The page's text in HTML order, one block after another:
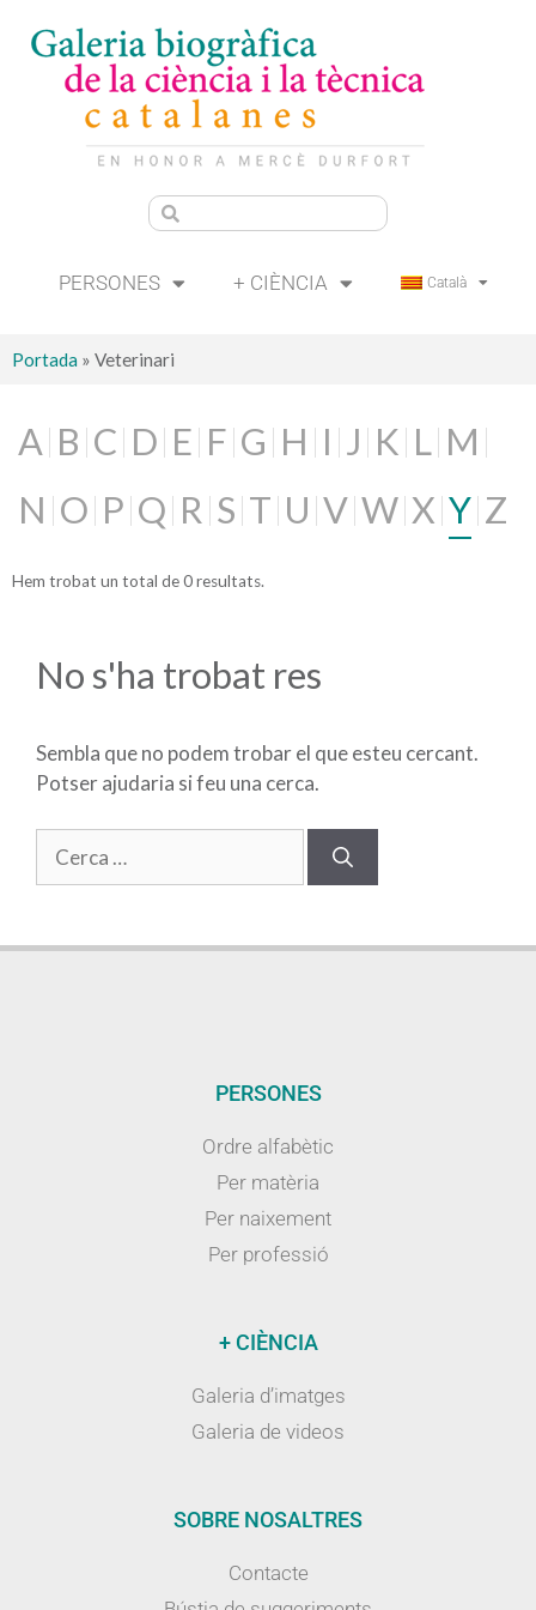
PERSONES + CIÈNCIA Català
Portada » Veterinari
A B C D E F G H I J K L M
N O P Q R S T U V W X Y Z
Hem trobat un total de 0 resultats.
No s'ha trobat res
Sembla que no podem trobar el que esteu cercant.
Potser ajudaria si feu una cerca.
PERSONES
Ordre alfabètic
Per matèria
Per naixement
Per professió
+ CIÈNCIA
Galeria d’imatges
Galeria de videos
SOBRE NOSALTRES
Contacte